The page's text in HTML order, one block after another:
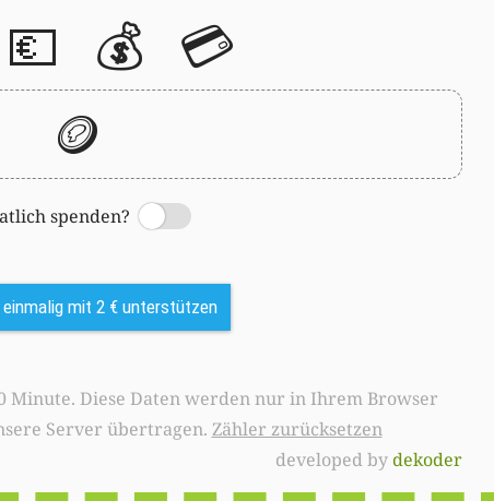
💶 💰 💳
🪙
spenden?
Switch
einmalig mit 2 € unterstützen
Server übertragen. Zähler zurücksetzen
developed bydekoder